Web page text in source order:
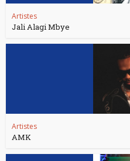
Artistes
Jali Alagi Mbye
Artistes
AMK